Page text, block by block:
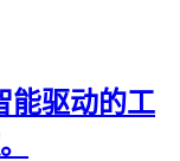
能驱动的工